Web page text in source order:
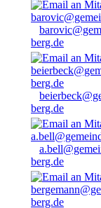
berg.de
berg.de
berg.de